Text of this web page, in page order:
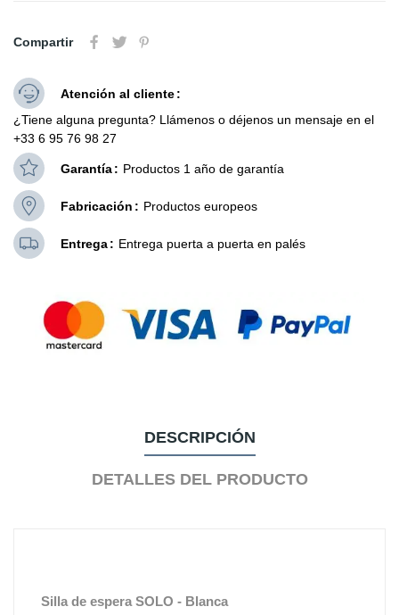
Compartir
Atención al cliente
¿Tiene alguna pregunta? Llámenos o déjenos un mensaje en el
+33 6 95 76 98 27
Garantía Productos 1 año de garantía
Fabricación Productos europeos
Entrega Entrega puerta a puerta en palés
DESCRIPCIÓN
DETALLES DEL PRODUCTO
Silla de espera SOLO - Blanca